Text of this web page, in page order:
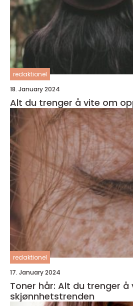
redaktionel
18. January 2024
Alt du trenger å vite om
redaktionel
17. January 2024
Toner hår: Alt du trenger å
skjønnhetstrenden